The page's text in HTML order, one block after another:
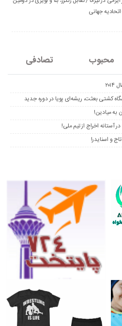
جهانی
محبوب تصادفی
کشتی بعثت، ریشه‌ای پویا در دوره جدید
به میادین!
آستانه اخراج از تیم ملی!
و اسنایدر!